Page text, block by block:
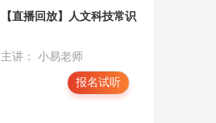
【直播回放】人文科技常识
主讲： 小易老师
报名试听